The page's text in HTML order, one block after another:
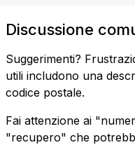
Discussione
Suggerimenti?
utili includono una
codice postale.
Fai attenzione ai
"recupero" che